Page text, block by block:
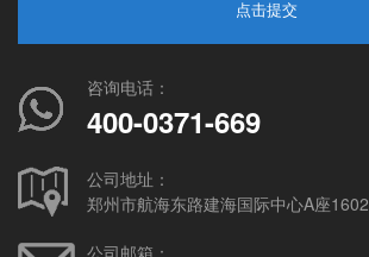
点击提交
咨询电话：
400-0371-669
公司地址：
郑州市航海东路建海国际中心A座1602
公司邮箱：